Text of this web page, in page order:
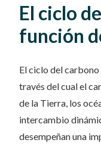
El ciclo
función
El ciclo del carbono
través del cual el
de la Tierra, los
intercambio
desempeñan una